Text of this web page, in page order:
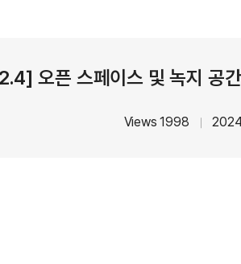
오픈 스페이스 및 녹지 공
Views 1998